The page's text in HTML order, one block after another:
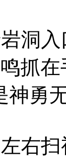
洞入
抓
神
右扫